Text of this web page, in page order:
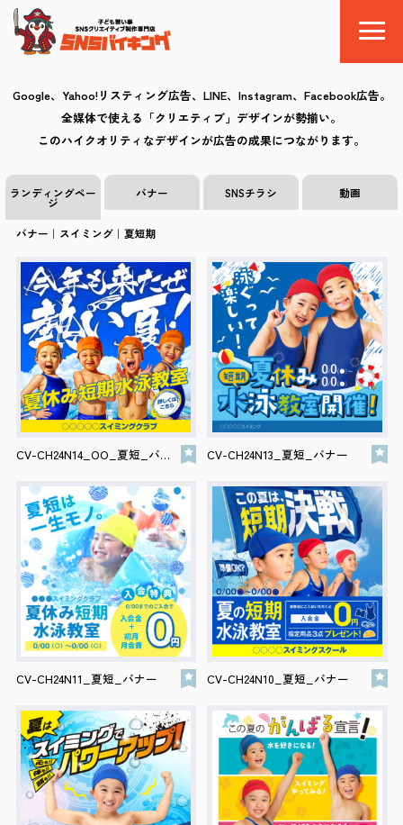
SNSバイキングとは
料金
制作の流れ
クリエイティブ
Q&A
お気に入り
会社案内
サイトポリシー
0120-78-8169
［受付時間］ 9：00～18：00 ※土・日・祝祭日・年末年始は除く
お問い合わせはこちら
Google、Yahoo!リスティング広告、LINE、Instagram、Facebook広告。
全媒体で使える「クリエティブ」デザインが勢揃い。
このハイクオリティなデザインが広告の成果につながります。
ランディングペー
ジ
バナー SNSチラシ 動画
バナー｜スイミング｜夏短期
CV-CH24N14_OO_夏短_バナー CV-CH24N13_夏短_バナー
CV-CH24N11_夏短_バナー CV-CH24N10_夏短_バナー